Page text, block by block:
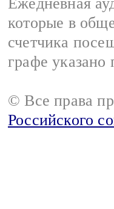
которые в
счетчика
графе указано
© Все права
Российского